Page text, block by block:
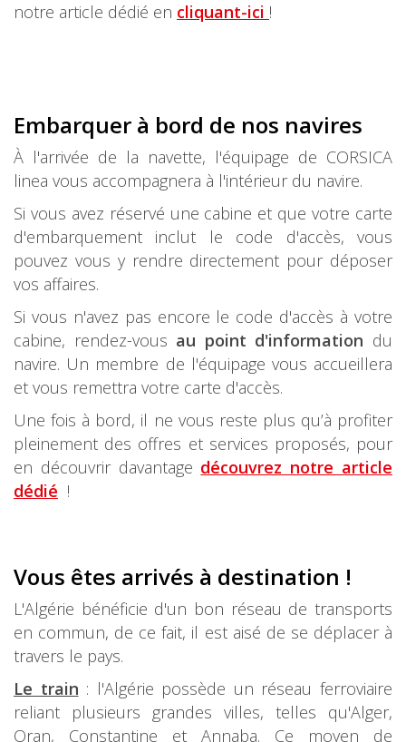
notre article dédié en cliquant-ici !
Embarquer à bord de nos navires
À l'arrivée de la navette, l'équipage de CORSICA
linea vous accompagnera à l'intérieur du navire.
Si vous avez réservé une cabine et que votre carte
d'embarquement inclut le code d'accès, vous
pouvez vous y rendre directement pour déposer
vos affaires.
Si vous n'avez pas encore le code d'accès à votre
cabine, rendez-vous au point d'information du
navire. Un membre de l'équipage vous accueillera
et vous remettra votre carte d'accès.
Une fois à bord, il ne vous reste plus qu’à profiter
pleinement des offres et services proposés, pour
en découvrir davantage découvrez notre article
dédié !
Vous êtes arrivés à destination !
L'Algérie bénéficie d'un bon réseau de transports
en commun, de ce fait, il est aisé de se déplacer à
travers le pays.
Le train : l'Algérie possède un réseau ferroviaire
reliant plusieurs grandes villes, telles qu'Alger,
Oran, Constantine et Annaba. Ce moyen de